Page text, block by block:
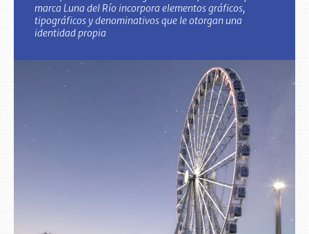
marca Luna del Río incorpora elementos gráficos,
tipográficos y denominativos que le otorgan una
identidad propia